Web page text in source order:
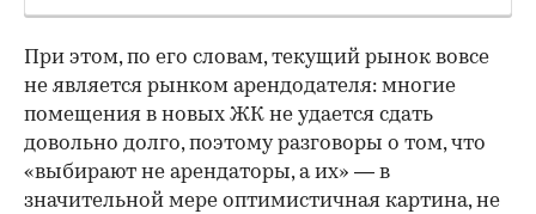
При этом, по его словам, текущий рынок вовсе
не является рынком арендодателя: многие
помещения в новых ЖК не удается сдать
довольно долго, поэтому разговоры о том, что
«выбирают не арендаторы, а их» — в
значительной мере оптимистичная картина, не